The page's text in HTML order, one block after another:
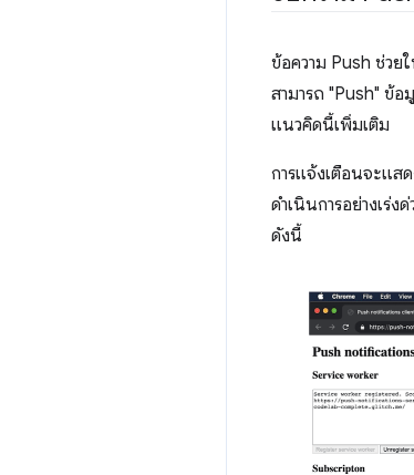
ข้อความ Push ช่วย
สามารถ "Push" ข้อ
แนวคิดนี้เพิ่มเติม
การแจ้งเตือนจะแส
ดำเนินการอย่างเร่
ดังนี้